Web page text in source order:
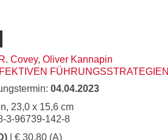
Covey, Oliver Kannapin
FÜHRUNGSSTRATEGIEN
04.04.2023
23,0 x 15,6 cm
3-96739-142-8
| € 30,80 (A)